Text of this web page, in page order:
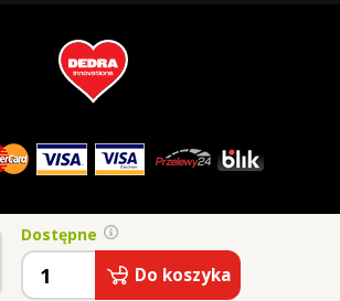
Dostępne
Do koszyka
© 2026 Vaše Dedra, s.r.o.